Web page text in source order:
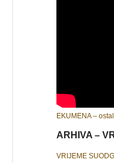
EKUMENA –
ARHIVA –
VRIJEME